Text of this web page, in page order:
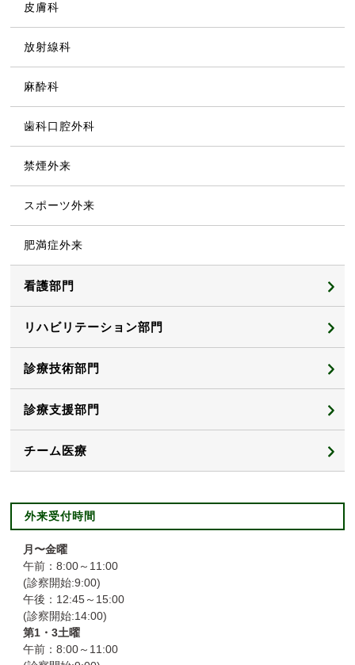
皮膚科
放射線科
麻酔科
歯科口腔外科
禁煙外来
スポーツ外来
肥満症外来
看護部門
看護部
リハビリテーション部門
リハビリテーション技師部
診療技術部門
薬剤課
検査課
栄養課
臨床工学課
歯科衛生課
視能訓練課
診療支援部門
事務部
医療安全管理
感染管理
チーム医療
抗菌薬適正使用支援チーム（AST）
栄養サポートチーム（NST）
認知症ケアサポートチーム（DST）
リハビリテーションチーム
外来受付時間
月〜金曜
午前：8:00～11:00
(診察開始:9:00)
午後：12:45～15:00
(診察開始:14:00)
第1・3土曜
午前：8:00～11:00